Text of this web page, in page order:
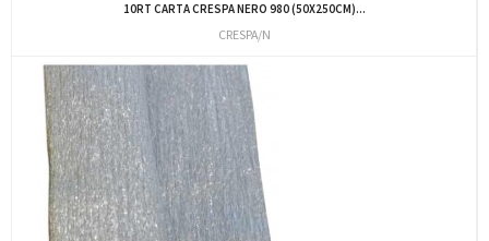
10RT CARTA CRESPA NERO 980 (50X250CM)...
CRESPA/N